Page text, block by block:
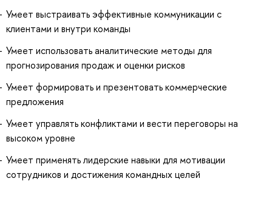
Умеет выстраивать эффективные коммуникации с
клиентами и внутри команды
Умеет использовать аналитические методы для
прогнозирования продаж и оценки рисков
Умеет формировать и презентовать коммерческие
предложения
Умеет управлять конфликтами и вести переговоры на
высоком уровне
Умеет применять лидерские навыки для мотивации
сотрудников и достижения командных целей